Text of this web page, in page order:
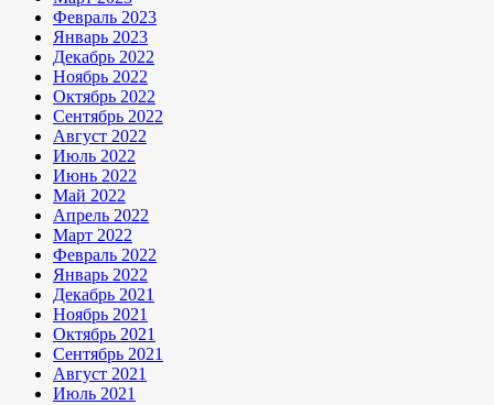
Февраль 2023
Январь 2023
Декабрь 2022
Ноябрь 2022
Октябрь 2022
Сентябрь 2022
Август 2022
Июль 2022
Июнь 2022
Май 2022
Апрель 2022
Март 2022
Февраль 2022
Январь 2022
Декабрь 2021
Ноябрь 2021
Октябрь 2021
Сентябрь 2021
Август 2021
Июль 2021